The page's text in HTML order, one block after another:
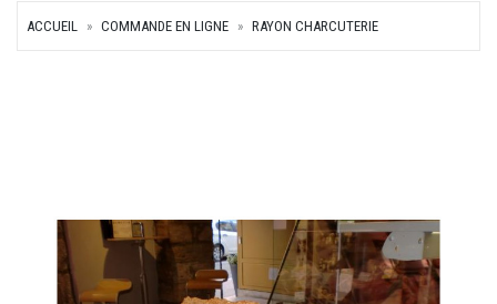
ACCUEIL COMMANDE EN LIGNE RAYON CHARCUTERIE